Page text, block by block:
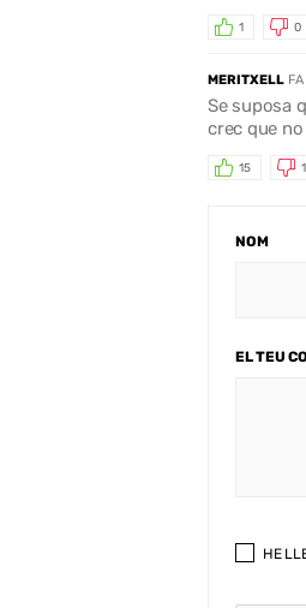
1 0
MERITXELL
Se suposa
crec que
15 1
NOM
EL TEU
HE